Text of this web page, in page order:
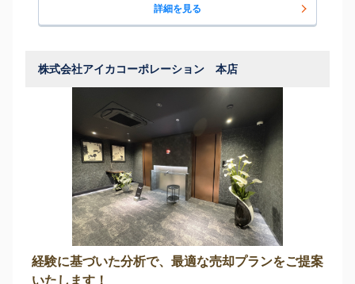
詳細を見る
株式会社アイカコーポレーション 本店
経験に基づいた分析で、最適な売却プランをご提案
いたします！